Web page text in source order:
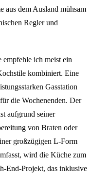
aus dem Ausland mühsam
Regler und
ich meist ein
kombiniert. Eine
Gasstation
die Wochenenden. Der
aufgrund seiner
von Braten oder
großzügigen L-Form
wird die Küche zum
End-Projekt, das inklusive